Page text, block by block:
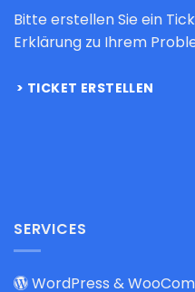
Bitte erstellen Sie ein
Erklärung zu Ihrem
TICKET ERSTELLEN
SERVICES
WordPress &